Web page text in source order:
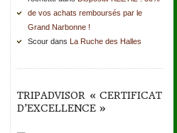
de vos achats remboursés par le
Grand Narbonne !
Scour dans La Ruche des Halles
TRIPADVISOR « CERTIFICAT
D’EXCELLENCE »